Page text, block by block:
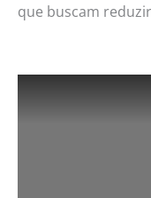
que buscam